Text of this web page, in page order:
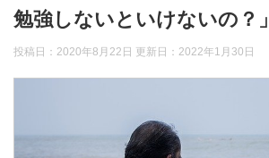
勉強しないといけないの？」
投稿日：2020年8月22日 更新日： 2022年1月30日